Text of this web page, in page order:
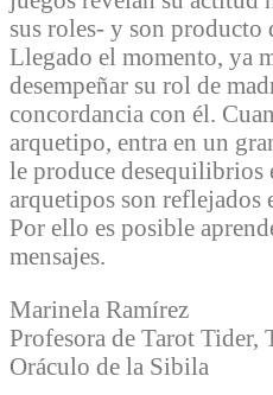
sus roles- y son producto
Llegado el momento, ya
desempeñar su rol de
concordancia con él.
arquetipo, entra en un
le produce desequilibrios
arquetipos son reflejados
Por ello es posible
mensajes.
Marinela Ramírez
Profesora de Tarot Tider,
Oráculo de la Sibila